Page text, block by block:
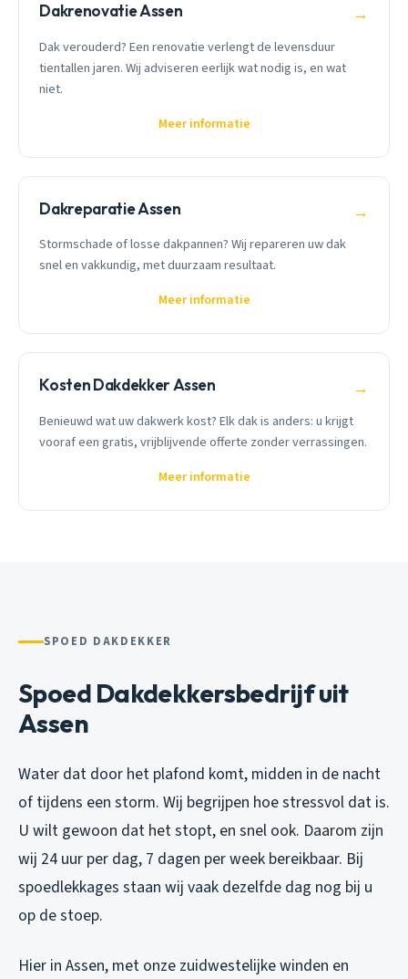
Dakrenovatie Assen →
Dak verouderd? Een renovatie verlengt de levensduur
tientallen jaren. Wij adviseren eerlijk wat nodig is, en wat
niet.
Meer informatie
Dakreparatie Assen →
Stormschade of losse dakpannen? Wij repareren uw dak
snel en vakkundig, met duurzaam resultaat.
Meer informatie
Kosten Dakdekker Assen →
Benieuwd wat uw dakwerk kost? Elk dak is anders: u krijgt
vooraf een gratis, vrijblijvende offerte zonder verrassingen.
Meer informatie
SPOED DAKDEKKER
Spoed Dakdekkersbedrijf uit
Assen
Water dat door het plafond komt, midden in de nacht
of tijdens een storm. Wij begrijpen hoe stressvol dat is.
U wilt gewoon dat het stopt, en snel ook. Daarom zijn
wij 24 uur per dag, 7 dagen per week bereikbaar. Bij
spoedlekkages staan wij vaak dezelfde dag nog bij u
op de stoep.
Hier in Assen, met onze zuidwestelijke winden en